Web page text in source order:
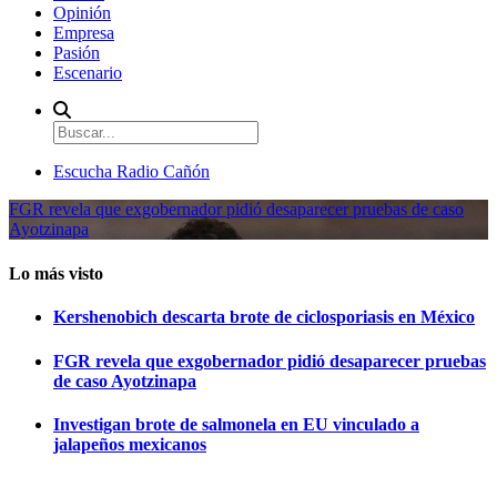
Opinión
Empresa
Pasión
Escenario
Escucha Radio Cañón
FGR revela que exgobernador pidió desaparecer pruebas de caso
Ayotzinapa
Lo más visto
Kershenobich descarta brote de ciclosporiasis en México
FGR revela que exgobernador pidió desaparecer pruebas
de caso Ayotzinapa
Investigan brote de salmonela en EU vinculado a
jalapeños mexicanos